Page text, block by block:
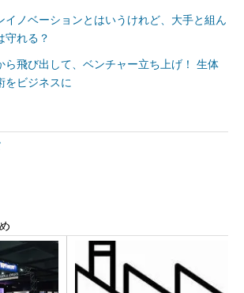
イノベーションとはいうけれど、大手と組ん
守れる？
ら飛び出して、ベンチャー立ち上げ！ 生体
をビジネスに